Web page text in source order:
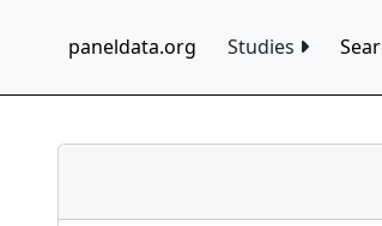
paneldata.org Studies